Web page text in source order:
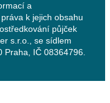
a
k jejich obsahu
půjček
s.r.o., se sídlem
Praha, IČ 08364796.